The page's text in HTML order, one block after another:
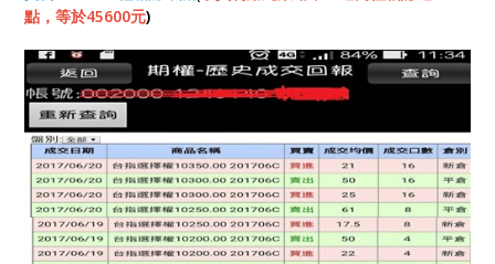
點，等於45600元)